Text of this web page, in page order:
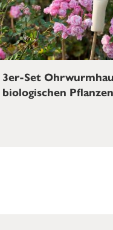
3er-Set
biologischen